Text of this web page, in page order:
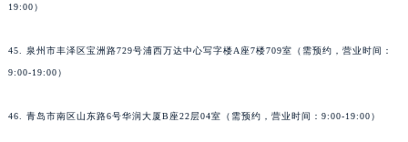
19:00）
45. 泉州市丰泽区宝洲路729号浦西万达中心写字楼A座7楼709室（需预约，营业时间：
9:00-19:00）
46. 青岛市南区山东路6号华润大厦B座22层04室（需预约，营业时间：9:00-19:00）